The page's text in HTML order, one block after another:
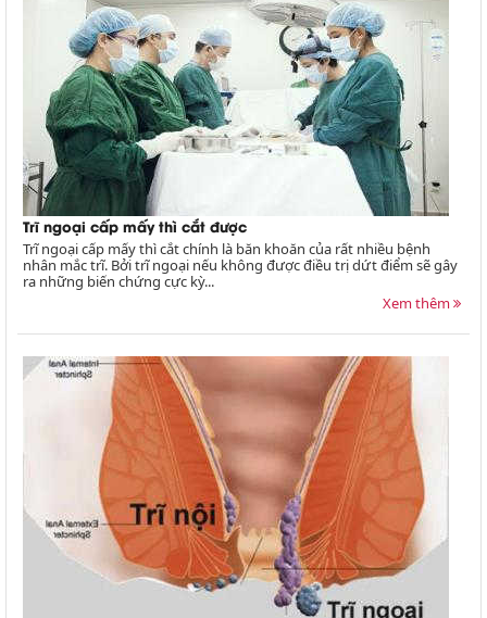
Trĩ ngoại cấp mấy thì cắt được
Trĩ ngoại cấp mấy thì cắt chính là băn khoăn của rất nhiều bệnh
nhân mắc trĩ. Bởi trĩ ngoại nếu không được điều trị dứt điểm sẽ gây
ra những biến chứng cực kỳ...
Xem thêm